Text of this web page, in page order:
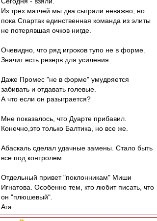
Из трех матчей мы два сыграли неважно, но
пока Спартак единственная команда из элиты
не потерявшая очков нигде.
Очевидно, что ряд игроков тупо не в форме.
Значит есть резерв для усиления.
Даже Промес "не в форме" умудряется
забивать и отдавать голевые.
А что если он разыграется?
Мне показалось, что Дуарте прибавил.
Конечно,это только Балтика, но все же.
Абаскаль сделал удачные замены. Стало быть
все под контролем.
Отдельный привет "поклонникам" Миши
Игнатова. Особенно тем, кто любит писать, что
он "плюшевый".
Ага.